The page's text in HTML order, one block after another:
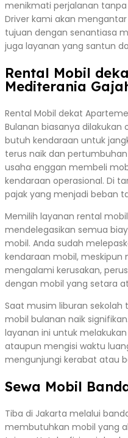
menikmati perjalanan
Driver kami akan
tujuan dengan senantiasa
juga layanan yang santun
Rental Mobil
Mediterania
Rental Mobil dekat
Bulanan biasanya dilakukan
butuh kendaraan untuk
terus naik dan
usaha enggan membeli
kendaraan operasional. Di
pajak yang menjadi beban
Memilih layanan rental
mendelegasikan semua
mobil. Anda sudah
kendaraan mobil, meskipun
mengalami kerusakan,
dengan mobil yang setara
Saat musim liburan
mobil bulanan naik
layanan ini untuk
ataupun mengisi waktu
mengunjungi kerabat atau
Sewa Mobil
Tiba di Jakarta melalui
membutuhkan mobil yang